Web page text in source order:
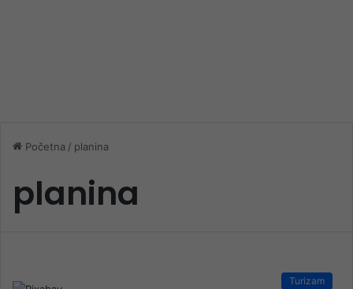
Početna / planina
planina
Turizam